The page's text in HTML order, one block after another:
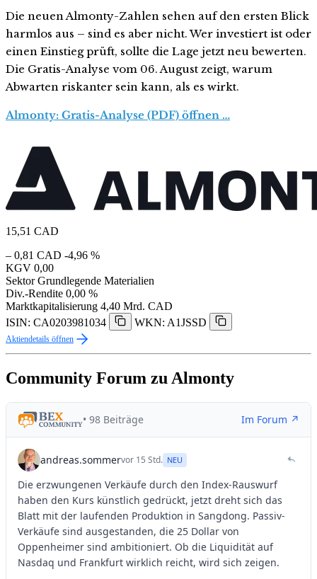
Die neuen Almonty-Zahlen sehen auf den ersten Blick
harmlos aus – sind es aber nicht. Wer investiert ist oder
einen Einstieg prüft, sollte die Lage jetzt neu bewerten.
Die Gratis-Analyse vom 06. August zeigt, warum
Abwarten riskanter sein kann, als es wirkt.
Almonty: Gratis-Analyse (PDF) öffnen …
15,51 CAD
– 0,81 CAD -4,96 %
KGV 0,00
Sektor Grundlegende Materialien
Div.-Rendite 0,00 %
Marktkapitalisierung 4,40 Mrd. CAD
ISIN: CA0203981034
WKN: A1JSSD
Aktiendetails öffnen
Community Forum zu Almonty